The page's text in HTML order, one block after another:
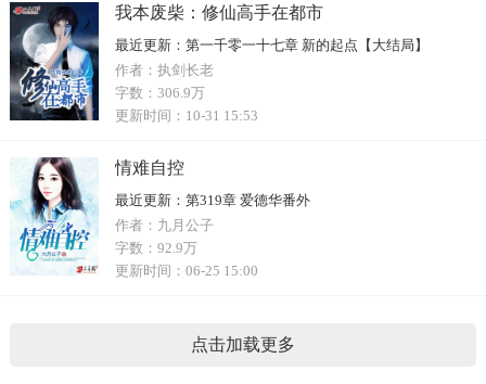
我本废柴：修仙高手在都市
最近更新： 第一千零一十七章 新的起点【大结局】
作者： 执剑长老
字数： 306.9万
更新时间： 10-31 15:53
情难自控
最近更新： 第319章 爱德华番外
作者： 九月公子
字数： 92.9万
更新时间： 06-25 15:00
点击加载更多